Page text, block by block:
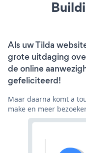
Als uw Tilda
grote uitdaging
de online
gefeliciteerd!
Maar daarna komt a
make en meer